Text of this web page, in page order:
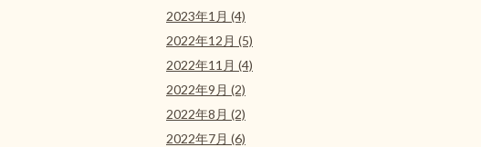
2023年1月 (4)
2022年12月 (5)
2022年11月 (4)
2022年9月 (2)
2022年8月 (2)
2022年7月 (6)